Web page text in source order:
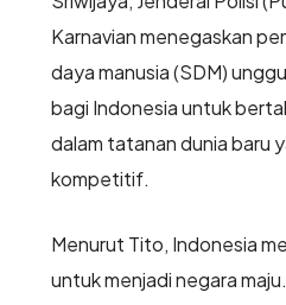
Karnavian menegaskan
daya manusia (SDM)
bagi Indonesia untuk
dalam tatanan dunia baru
kompetitif.
Menurut Tito, Indonesia
untuk menjadi negara